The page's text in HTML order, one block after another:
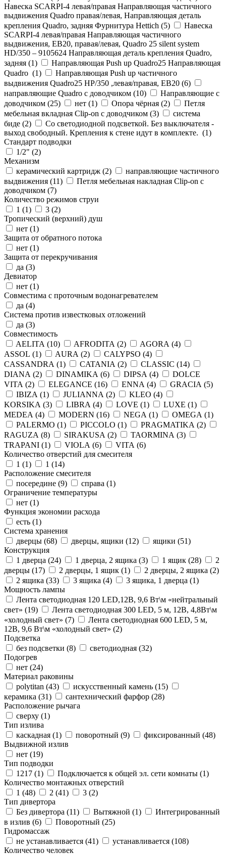
Навеска SCARPI-4 левая/правая Направляющая частичного
выдвижения Quadro правая/левая, Направляющая деталь
крепления Quadro, задняя Фурнитура Hettich (5)
Навеска
SCARPI-4 левая/правая Направляющая частичного
выдвижения, ЕВ20, правая/левая, Quadro 25 silent system
HD/350 – 9105624 Направляющая деталь крепления Quadro,
задняя (1)
Направляющая Push up Quadro25 Направляющая
Quadro (1)
Направляющая Push up частичного
выдвижения Quadro25 НР/350 ,левая/правая, ЕВ20 (6)
направляющие Quadro с доводчиком (10)
Направляющие с
доводчиком (25) нет (1) Опора чёрная (2)
Петля
мебельная вкладная Clip-on с доводчиком (3)
система
биде (2)
Со светодиодной подсветкой. Без выключателя -
выход свободный. Крепления к стене идут в комплекте. (1)
Стандарт подводки
1/2" (2)
Механизм
керамический картридж (2)
направляющие частичного
выдвижения (11)
Петля мебельная накладная Clip-on с
доводчиком (7)
Количество режимов струи
1 (1) 3 (2)
Тропический (верхний) душ
нет (1)
Защита от обратного потока
нет (1)
Защита от перекручивания
да (3)
Девиатор
нет (1)
Совместима с проточным водонагревателем
да (4)
Система против известковых отложений
да (3)
Совместимость
AELITA (10) AFRODITA (2) AGORA (4)
ASSOL (1) AURA (2) CALYPSO (4)
CASSANDRA (1) CATANIA (2) CLASSIC (14)
DIANA (2) DINAMIKA (6) DIPSA (4)
DOLCE
VITA (2) ELEGANCE (16) ENNA (4) GRACIA (5)
IBIZA (1) JULIANNA (2) KLEO (4)
KORSIKA (3) LIBRA (4) LOVE (1) LUXE (1)
MEDEA (4) MODERN (16) NEGA (1) OMEGA (1)
PALERMO (1) PICCOLO (1) PRAGMATIKA (2)
RAGUZA (8) SIRAKUSA (2) TAORMINA (3)
TRAPANI (1) VIOLA (6) VITA (6)
Количество отверстий для смесителя
1 (1) 1 (14)
Расположение смесителя
посередине (9) справа (1)
Ограничение температуры
нет (1)
Функция экономии расхода
есть (1)
Система хранения
дверцы (68) дверцы, ящики (12) ящики (51)
Конструкция
1 дверца (24) 1 дверца, 2 ящика (3) 1 ящик (28)
2
дверцы (17) 2 дверцы, 1 ящик (1) 2 дверцы, 2 ящика (2)
2 ящика (33) 3 ящика (4) 3 ящика, 1 дверца (1)
Мощность лампы
Лента светодиодная 120 LED,12В, 9,6 Вт\м «нейтральный
свет» (19)
Лента светодиодная 300 LED, 5 м, 12В, 4,8Вт\м
«холодный свет» (7)
Лента светодиодная 600 LED, 5 м,
12В, 9,6 Вт\м «холодный свет» (2)
Подсветка
без подсветки (8) светодиодная (32)
Подогрев
нет (24)
Материал раковины
polytitan (43) искусственный камень (15)
керамика (31) сантехнический фарфор (28)
Расположение рычага
сверху (1)
Тип излива
каскадная (1) поворотный (9) фиксированный (48)
Выдвижной излив
нет (19)
Тип подводки
1217 (1) Подключается к общей эл. сети комнаты (1)
Количество монтажных отверстий
1 (48) 2 (41) 3 (2)
Тип дивертора
Без дивертора (11) Вытяжной (1)
Интегрированный
в излив (6) Поворотный (25)
Гидромассаж
не устанавливается (41) устанавливается (108)
Количество человек